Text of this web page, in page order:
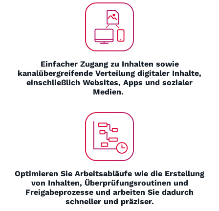
Einfacher Zugang zu Inhalten sowie
kanalübergreifende Verteilung digitaler Inhalte,
einschließlich Websites, Apps und sozialer
Medien.
Optimieren Sie Arbeitsabläufe wie die Erstellung
von Inhalten, Überprüfungsroutinen und
Freigabeprozesse und arbeiten Sie dadurch
schneller und präziser.